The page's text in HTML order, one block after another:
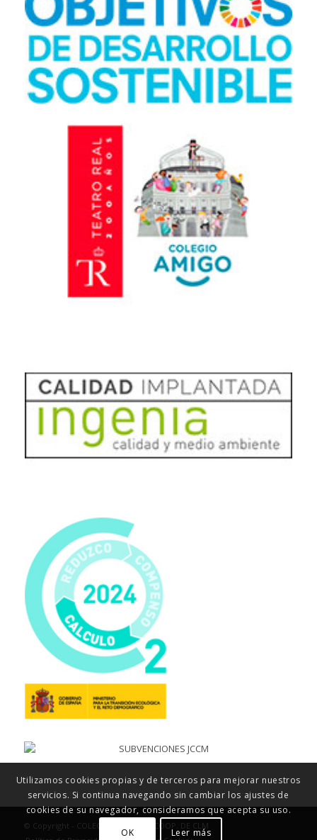
© Copyright - COLEGIO MAYOL, S. COOP. DE CLM
Utilizamos cookies propias y de terceros para mejorar nuestros
servicios. Si continua navegando sin cambiar los ajustes de
cookies de su navegador, consideramos que acepta su uso.
OK
Leer más